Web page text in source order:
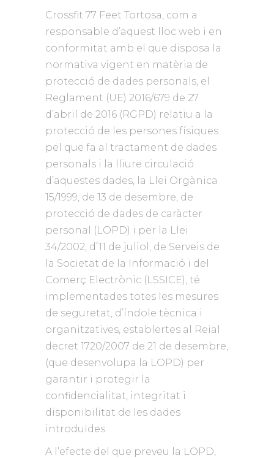
Crossfit 77 Feet Tortosa, com a
responsable d’aquest lloc web i en
conformitat amb el que disposa la
normativa vigent en matèria de
protecció de dades personals, el
Reglament (UE) 2016/679 de 27
d’abril de 2016 (RGPD) relatiu a la
protecció de les persones físiques
pel que fa al tractament de dades
personals i la lliure circulació
d’aquestes dades, la Llei Orgànica
15/1999, de 13 de desembre, de
protecció de dades de caràcter
personal (LOPD) i per la Llei
34/2002, d’11 de juliol, de Serveis de
la Societat de la Informació i del
Comerç Electrònic (LSSICE), té
implementades totes les mesures
de seguretat, d’índole tècnica i
organitzatives, establertes al Reial
decret 1720/2007 de 21 de desembre,
(que desenvolupa la LOPD) per
garantir i protegir la
confidencialitat, integritat i
disponibilitat de les dades
introduïdes.
A l’efecte del que preveu la LOPD,